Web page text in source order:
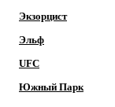
Экзорцист
Эльф
UFC
Южный Парк